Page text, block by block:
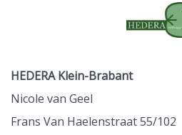
HEDERA Klein-Brabant
Nicole van Geel
Frans Van Haelenstraat 55/102